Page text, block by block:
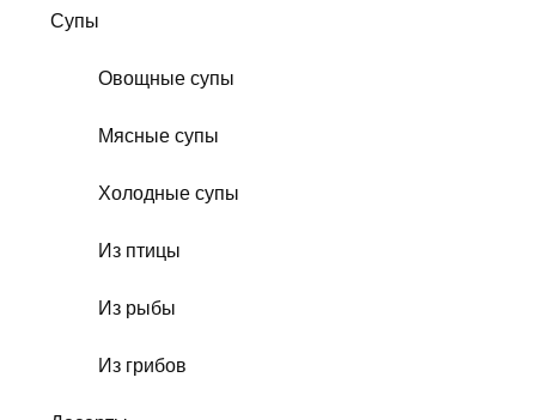
Супы
Овощные супы
Мясные супы
Холодные супы
Из птицы
Из рыбы
Из грибов